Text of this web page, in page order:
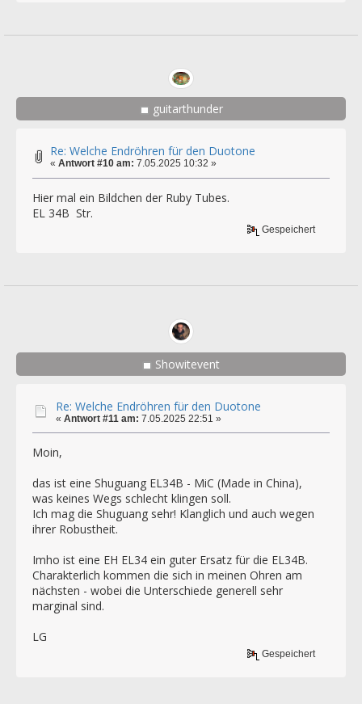
guitarthunder
Re: Welche Endröhren für den Duotone
« Antwort #10 am: 7.05.2025 10:32 »
Hier mal ein Bildchen der Ruby Tubes.
EL 34B Str.
Gespeichert
Showitevent
Re: Welche Endröhren für den Duotone
« Antwort #11 am: 7.05.2025 22:51 »
Moin,
das ist eine Shuguang EL34B - MiC (Made in China),
was keines Wegs schlecht klingen soll.
Ich mag die Shuguang sehr! Klanglich und auch wegen
ihrer Robustheit.
Imho ist eine EH EL34 ein guter Ersatz für die EL34B.
Charakterlich kommen die sich in meinen Ohren am
nächsten - wobei die Unterschiede generell sehr
marginal sind.
LG
Gespeichert